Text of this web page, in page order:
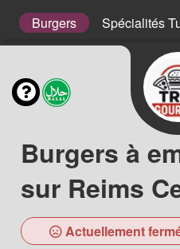
Burgers Spécialités
Burgers à
sur Reims
Actuellement